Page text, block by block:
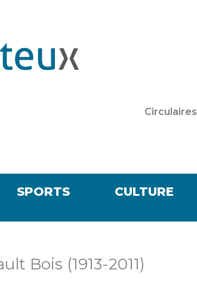
Circulaires
SPORTS CULTURE
Bois (1913-2011)